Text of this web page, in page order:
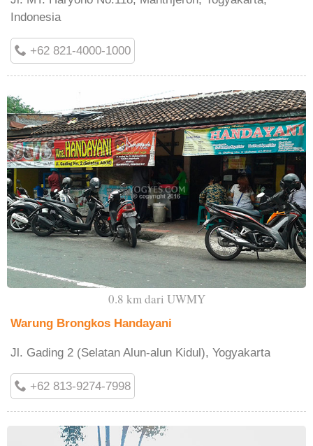
Indonesia
+62 821-4000-1000
0.8 km dari UWMY
Warung Brongkos Handayani
Jl. Gading 2 (Selatan Alun-alun Kidul), Yogyakarta
+62 813-9274-7998